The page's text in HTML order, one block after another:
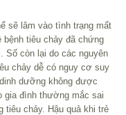
sẽ lâm vào tình trạng mất
tiêu chảy đã chứng
Số còn lại do các nguyên
chảy dễ có nguy cơ suy
dưỡng không được
gia đình thường mắc sai
tiêu chảy. Hậu quả khi trẻ